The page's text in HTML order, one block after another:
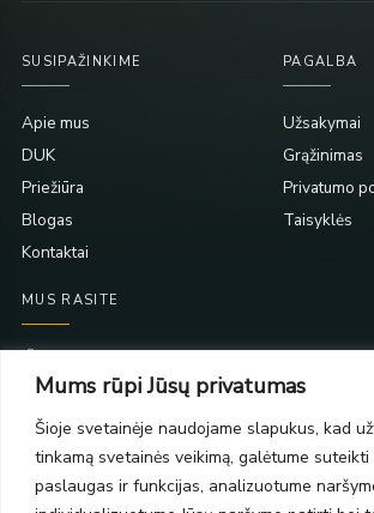
Mums rūpi Jūsų privatumas
Šioje svetainėje naudojame slapukus, kad
tinkamą svetainės veikimą, galėtume
paslaugas ir funkcijas, analizuotume
SUSIPAŽINKIME
Apie mus
DUK
Priežiūra
Blogas
Kontaktai
PAGALBA
Užsakymai
Grąžinimas
Privatumo
Taisyklės
MUS RASITE
PC Molas, Klaipėda
PC BIG 2, Klaipėda
Šilutės pl. 35
PC Banginis, Klaipėda